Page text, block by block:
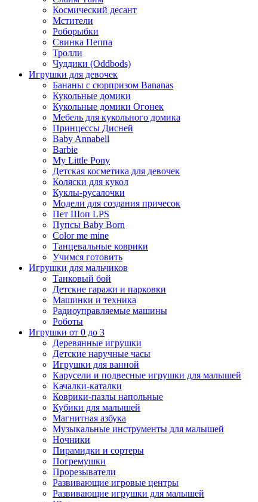
Космический десант
Мстители
Роборыбки
Свинка Пеппа
Тролли
Чуддики (Oddbods)
Игрушки для девочек
Бананы с сюрпризом Bananas
Кукольные домики
Кукольные домики Огонек
Мебель для кукольного домика
Принцессы Дисней
Baby Annabell
Barbie
My Little Pony
Детская косметика для девочек
Коляски для кукол
Куклы-русалочки
Модели для создания причесок
Пет Шоп LPS
Пупсы Baby Born
Сolor me mine
Танцевальные коврики
Учимся готовить
Игрушки для мальчиков
Танковый бой
Детские гаражи и парковки
Машинки и техника
Радиоуправляемые машины
Роботы
Игрушки от 0 до 3
Деревянные игрушки
Детские наручные часы
Игрушки для ванной
Карусели и подвесные игрушки для малышей
Качалки-каталки
Коврики-пазлы напольные
Кубики для малышей
Магнитная азбука
Музыкальные инструменты для малышей
Ночники
Пирамидки и сортеры
Погремушки
Прорезыватели
Развивающие игровые центры
Развивающие игрушки для малышей